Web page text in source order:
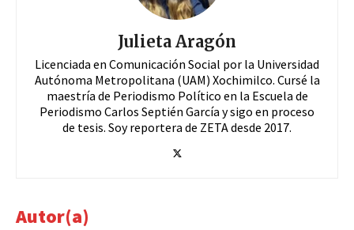
Julieta Aragón
Licenciada en Comunicación Social por la Universidad
Autónoma Metropolitana (UAM) Xochimilco. Cursé la
maestría de Periodismo Político en la Escuela de
Periodismo Carlos Septién García y sigo en proceso
de tesis. Soy reportera de ZETA desde 2017.
Autor(a)